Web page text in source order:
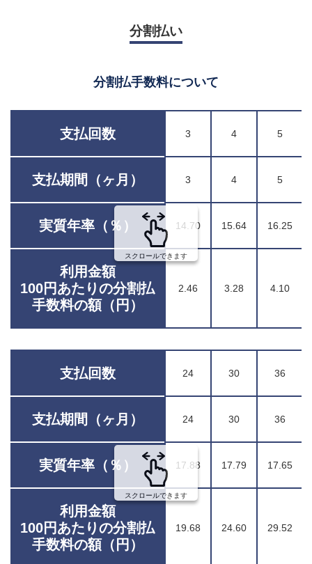
分割払い
分割払手数料について
支払回数 3 4 5
支払期間（ヶ月） 3 4 5
実質年率（％） 14.70 15.64 16.25
利用金額
100円あたりの分割払
手数料の額（円）
2.46 3.28 4.10
スクロールできます
支払回数 24 30 36
支払期間（ヶ月） 24 30 36
実質年率（％） 17.88 17.79 17.65
利用金額
100円あたりの分割払
手数料の額（円）
19.68 24.60 29.52
スクロールできます